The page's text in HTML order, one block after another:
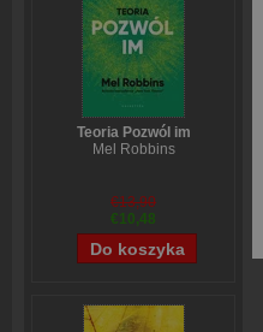
Teoria Pozwól im
Mel Robbins
€13,90
€10,48